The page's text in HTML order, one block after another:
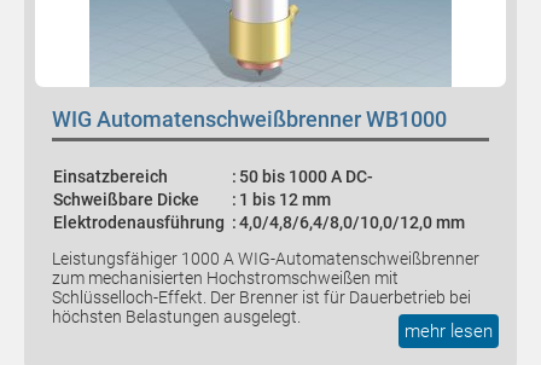
WIG Automatenschweißbrenner WB1000
Einsatzbereich : 50 bis 1000 A DC-
Schweißbare Dicke
: 1 bis 12 mm
Elektrodenausführung :4,0/4,8/6,4/8,0/10,0/12,0 mm
Leistungsfähiger 1000 A WIG-Automatenschweißbrenner
zum mechanisierten Hochstromschweißen mit
Schlüsselloch-Effekt. Der Brenner ist für Dauerbetrieb bei
höchsten Belastungen ausgelegt.
mehr lesen